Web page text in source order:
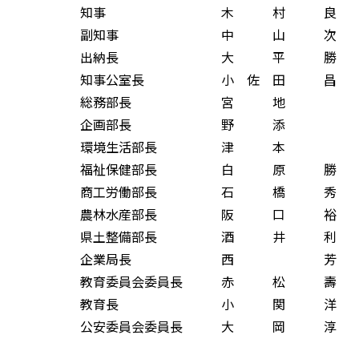
知事 木 村 良
副知事 中 山 次
出納長 大 平 勝
知事公室長 小 佐 田 昌
総務部長 宮 地
企画部長 野 添
環境生活部長 津 本
福祉保健部長 白 原 勝
商工労働部長 石 橋 秀
農林水産部長 阪 口 裕
県土整備部長 酒 井 利
企業局長 西 芳
教育委員会委員長 赤 松 壽
教育長 小 関 洋
公安委員会委員長 大 岡 淳